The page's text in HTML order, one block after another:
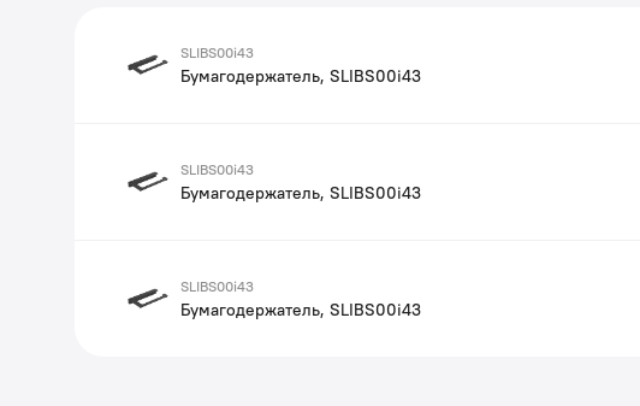
SLIBS00i43
Бумагодержатель, SLIBS00i43
SLIBS00i43
Бумагодержатель, SLIBS00i43
SLIBS00i43
Бумагодержатель, SLIBS00i43